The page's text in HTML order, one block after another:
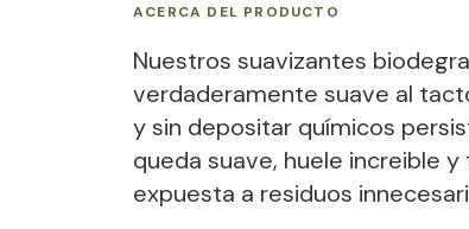
ACERCA DEL PRODUCTO
Nuestros suavizantes
verdaderamente suave al
y sin depositar químicos
queda suave, huele increible
expuesta a residuos